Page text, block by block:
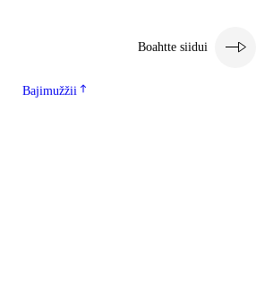
Boahtte siidui
Bajimužžii